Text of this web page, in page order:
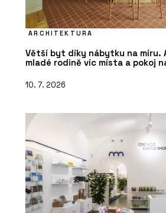
ARCHITEKTURA
Větší byt díky nábytku na míru.
mladé rodině víc místa a pokoj
10. 7. 2026